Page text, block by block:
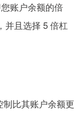
账户余额的倍
并且选择 5 倍杠
比其账户余额更